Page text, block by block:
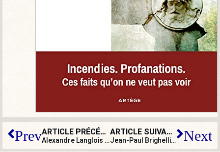
Prev ARTICLE PRÉCÉDENT
Alexandre Langlois : « La police n’est pas en mesure de gérer convenablement le couvre-feu… Au final, on fera les gardes-chiourme et les percepteurs des impôts »
ARTICLE SUIVANT
Jean-Paul Brighelli : « Il faut éradiquer l’hydre islamiste, fanatique qui veut faire régner une loi qui n’est pas celle de la République » Next